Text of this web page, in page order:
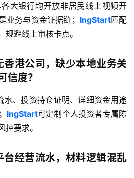
大银行均开放非居民线上视频开
业务与资金证据链； lngStart匹配
规避线上审核卡点。
港公司，缺少本地业务关
信度？
水、投资持仓证明、详细资金用途
lngStart可定制个人投资者专属陈
控要求。
经营流水，材料逻辑混乱